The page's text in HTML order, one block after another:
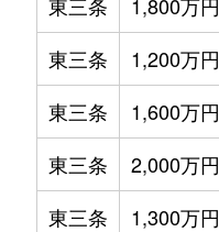
東三条
1,200万円
東三条
1,600万円
東三条
2,000万円
東三条
1,300万円